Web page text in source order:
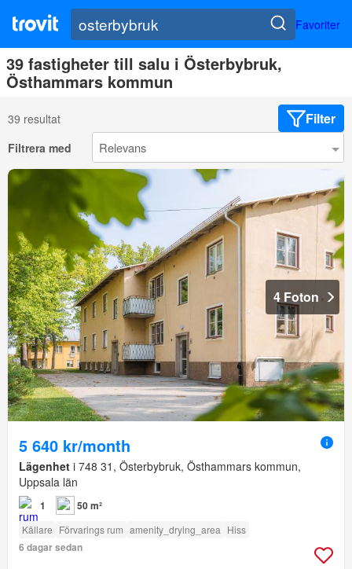
Favoriter
39 fastigheter till salu i Österbybruk,
Östhammars kommun
39 resultat Filter
Filtrera med
4 Foton
5 640 kr/month
Lägenhet i 748 31, Österbybruk, Östhammars kommun,
Uppsala län
1 50 m²
Källare Förvarings rum amenity_drying_area Hiss
6 dagar sedan